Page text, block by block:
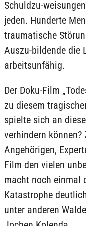
Schuldzu-
jeden. Hunderte
traumatische
Auszu-bildende die
arbeitsunfähig.
Der Doku-Film
zu diesem
spielte sich an
verhindern können?
Angehörigen,
Film den vielen
macht noch einmal
Katastrophe
unter anderen